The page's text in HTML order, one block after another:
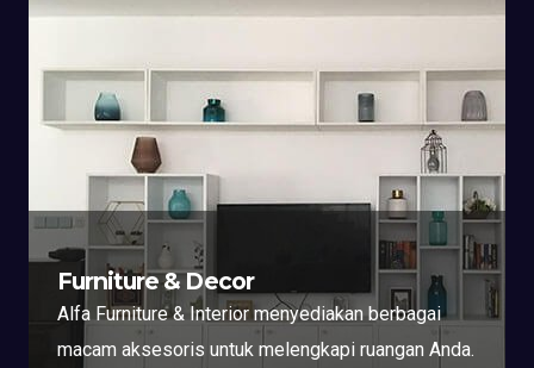
Furniture & Decor
Alfa Furniture & Interior menyediakan berbagai
macam aksesoris untuk melengkapi ruangan Anda.